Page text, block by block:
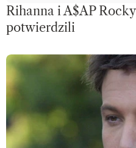
Rihanna i A$AP
potwierdzili